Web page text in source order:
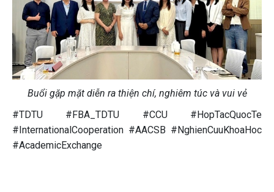
Buổi gặp mặt diễn ra thiện chí, nghiêm túc và vui vẻ
#TDTU #FBA_TDTU #CCU #HopTacQuocTe
#InternationalCooperation #AACSB #NghienCuuKhoaHoc
#AcademicExchange